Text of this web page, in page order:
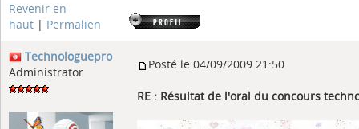
Revenir en
haut | Permalien
Technologuepro
Administrator
Posté le 04/09/2009 21:50
RE : Résultat de l'oral du concours